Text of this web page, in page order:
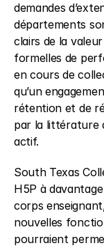
demandes
départements
clairs de la
formelles de
en cours de
qu’un
rétention et de
par la littérature
actif.
South Texas
H5P à
corps
nouvelles
pourraient